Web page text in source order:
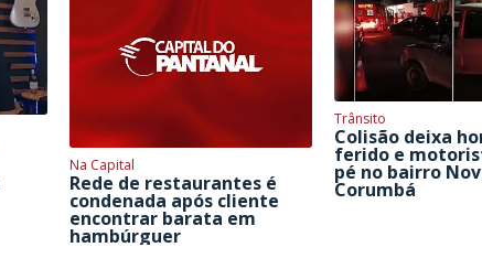
Na Capital
Rede de restaurantes é
condenada após cliente
encontrar barata em
hambúrguer
Trânsito
Colisão deixa
ferido e
pé no bairro
Corumbá